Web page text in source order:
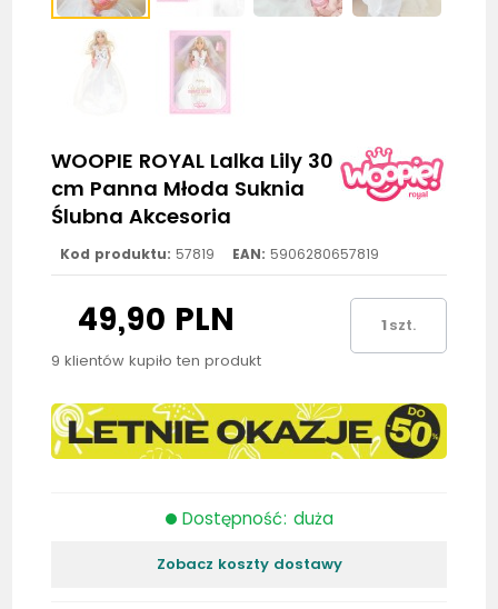
WOOPIE ROYAL Lalka Lily 30
cm Panna Młoda Suknia
Ślubna Akcesoria
Kod produktu: 57819 EAN: 5906280657819
49,90 PLN
9 klientów kupiło ten produkt
szt.
Dostępność: duża
Zobacz koszty dostawy